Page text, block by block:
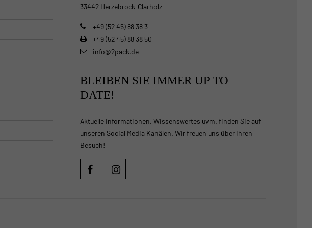
33442 Herzebrock-Clarholz
+49 (52 45) 88 38 3
+49 (52 45) 88 38 50
info@2pack.de
BLEIBEN SIE IMMER UP TO
DATE!
Aktuelle Informationen, Wissenswertes uvm. finden Sie auf
unseren Social Media Kanälen. Wir freuen uns über Ihren
Besuch!